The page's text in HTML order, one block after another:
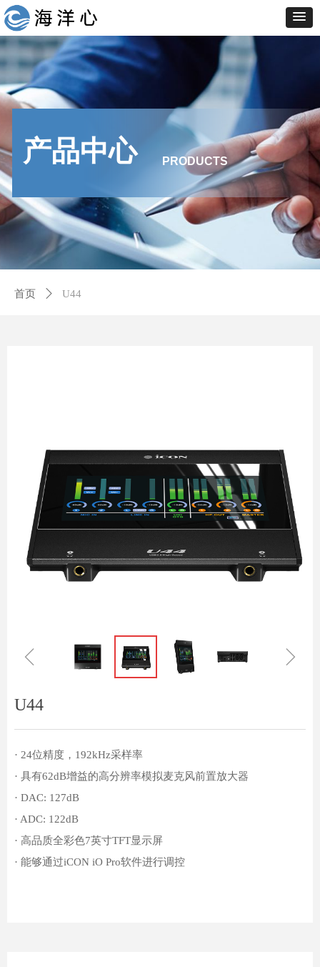
产品中心 PRODUCTS
首页 ꄲ U44
ꁆ ꁇ
U44
· 24位精度，192kHz采样率
· 具有62dB增益的高分辨率模拟麦克风前置放大器
· DAC: 127dB
· ADC: 122dB
· 高品质全彩色7英寸TFT显示屏
· 能够通过iCON iO Pro软件进行调控